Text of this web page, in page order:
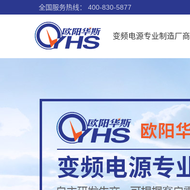
全国服务热线： 400-830-5877
变频电源专业制造厂商